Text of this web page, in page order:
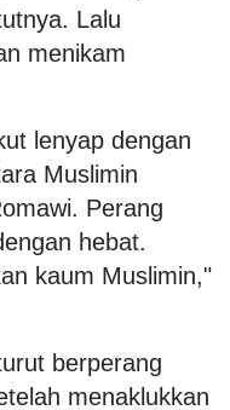
Lalu
menikam
lenyap dengan
Muslimin
Perang
hebat.
kaum Muslimin,"
berperang
menaklukkan